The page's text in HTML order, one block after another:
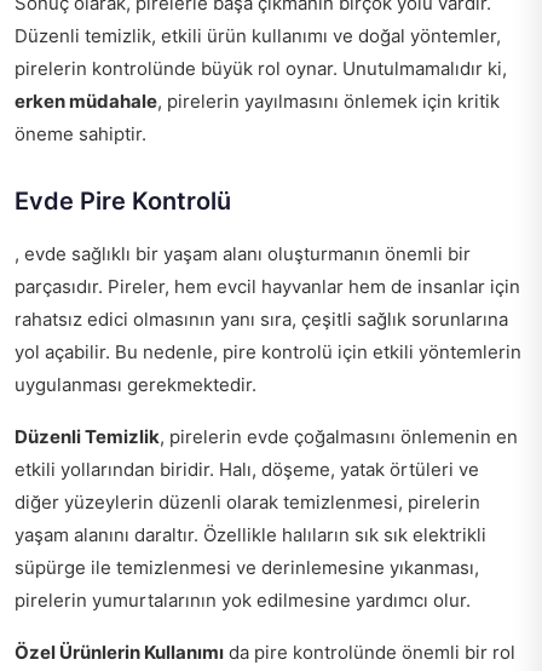
Düzenli temizlik, etkili ürün kullanımı ve doğal yöntemler,
pirelerin kontrolünde büyük rol oynar. Unutulmamalıdır ki,
erken müdahale, pirelerin yayılmasını önlemek için kritik
öneme sahiptir.
Evde Pire Kontrolü
, evde sağlıklı bir yaşam alanı oluşturmanın önemli bir
parçasıdır. Pireler, hem evcil hayvanlar hem de insanlar için
rahatsız edici olmasının yanı sıra, çeşitli sağlık sorunlarına
yol açabilir. Bu nedenle, pire kontrolü için etkili yöntemlerin
uygulanması gerekmektedir.
Düzenli Temizlik, pirelerin evde çoğalmasını önlemenin en
etkili yollarından biridir. Halı, döşeme, yatak örtüleri ve
diğer yüzeylerin düzenli olarak temizlenmesi, pirelerin
yaşam alanını daraltır. Özellikle halıların sık sık elektrikli
süpürge ile temizlenmesi ve derinlemesine yıkanması,
pirelerin yumurtalarının yok edilmesine yardımcı olur.
Özel Ürünlerin Kullanımı da pire kontrolünde önemli bir rol